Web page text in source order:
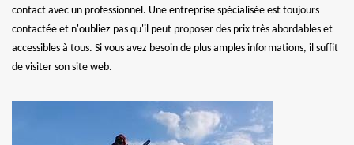
contact avec un professionnel. Une entreprise spécialisée est toujours
contactée et n'oubliez pas qu'il peut proposer des prix très abordables et
accessibles à tous. Si vous avez besoin de plus amples informations, il suffit
de visiter son site web.